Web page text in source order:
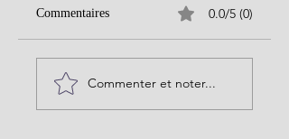
Commentaires 0.0/5 (0)
Commenter et noter...